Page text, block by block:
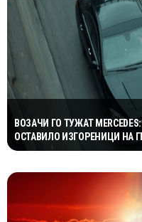
ВОЗАЧИ ГО ТУЖАТ
ОСТАВИЛО ИЗГОРЕНИЦИ НА